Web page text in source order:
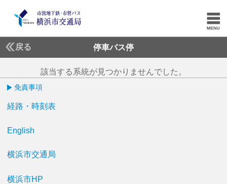
戻る 停車バス停
該当する系統が見つかりませんでした。
免責事項
経路・時刻表
English
横浜市交通局
横浜市HP